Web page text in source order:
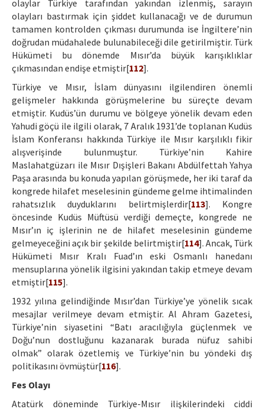
olaylar Türkiye tarafından yakından izlenmiş, sarayın
olayları bastırmak için şiddet kullanacağı ve de durumun
tamamen kontrolden çıkması durumunda ise İngiltere’nin
doğrudan müdahalede bulunabileceği dile getirilmiştir. Türk
Hükümeti bu dönemde Mısır’da büyük karışıklıklar
çıkmasından endişe etmiştir[112].
Türkiye ve Mısır, İslam dünyasını ilgilendiren önemli
gelişmeler hakkında görüşmelerine bu süreçte devam
etmiştir. Kudüs’ün durumu ve bölgeye yönelik devam eden
Yahudi göçü ile ilgili olarak, 7 Aralık 1931’de toplanan Kudüs
İslam Konferansı hakkında Türkiye ile Mısır karşılıklı fikir
alışverişinde bulunmuştur. Türkiye’nin Kahire
Maslahatgüzarı ile Mısır Dışişleri Bakanı Abdülfettah Yahya
Paşa arasında bu konuda yapılan görüşmede, her iki taraf da
kongrede hilafet meselesinin gündeme gelme ihtimalinden
rahatsızlık duyduklarını belirtmişlerdir[113]. Kongre
öncesinde Kudüs Müftüsü verdiği demeçte, kongrede ne
Mısır’ın iç işlerinin ne de hilafet meselesinin gündeme
gelmeyeceğini açık bir şekilde belirtmiştir[114]. Ancak, Türk
Hükümeti Mısır Kralı Fuad’ın eski Osmanlı hanedanı
mensuplarına yönelik ilgisini yakından takip etmeye devam
etmiştir[115].
1932 yılına gelindiğinde Mısır’dan Türkiye’ye yönelik sıcak
mesajlar verilmeye devam etmiştir. Al Ahram Gazetesi,
Türkiye’nin siyasetini “Batı aracılığıyla güçlenmek ve
Doğu’nun dostluğunu kazanarak burada nüfuz sahibi
olmak” olarak özetlemiş ve Türkiye’nin bu yöndeki dış
politikasını övmüştür[116].
Fes Olayı
Atatürk döneminde Türkiye-Mısır ilişkilerindeki ciddi